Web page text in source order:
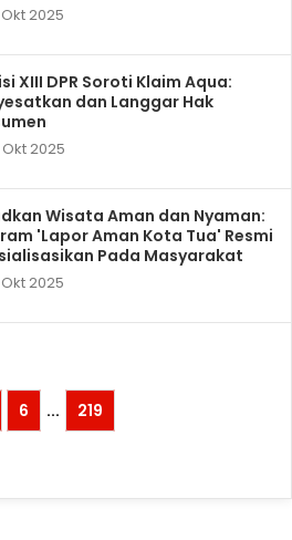
2025
XIII DPR Soroti Klaim Aqua:
dan Langgar Hak
2025
Wisata Aman dan Nyaman:
'Lapor Aman Kota Tua' Resmi
Pada Masyarakat
2025
6 ...
219